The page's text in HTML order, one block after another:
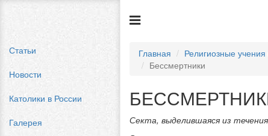
Статьи
Новости
Католики в России
Галерея
Главная Религиозные учения
Бессмертники
Секта, выделившаяся из